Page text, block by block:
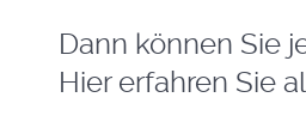
Dann können Sie
Hier erfahren Sie